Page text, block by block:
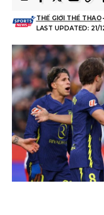
LAST UPDATED: 21/
THẾ GIỚI THỂ THAO